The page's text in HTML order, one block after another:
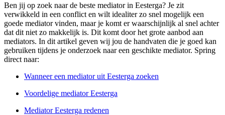
Ben jij op zoek naar de beste mediator in Eesterga? Je zit
verwikkeld in een conflict en wilt idealiter zo snel mogelijk een
goede mediator vinden, maar je komt er waarschijnlijk al snel achter
dat dit niet zo makkelijk is. Dit komt door het grote aanbod aan
mediators. In dit artikel geven wij jou de handvaten die je goed kan
gebruiken tijdens je onderzoek naar een geschikte mediator. Spring
direct naar:
Wanneer een mediator uit Eesterga zoeken
Voordelige mediator Eesterga
Mediator Eesterga redenen